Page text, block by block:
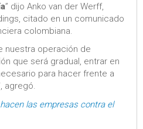
” dijo Anko van der Werff,
citado en un comunicado
colombiana.
nuestra operación de
que será gradual, entrar en
para hacer frente a
agregó.
las empresas contra el